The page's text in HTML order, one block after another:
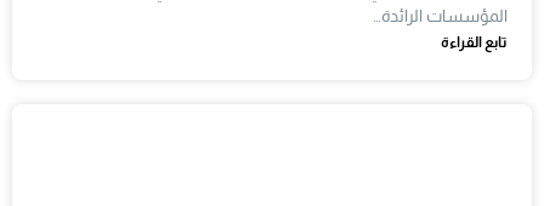
المؤسسات الرائدة…
تابع القراءة